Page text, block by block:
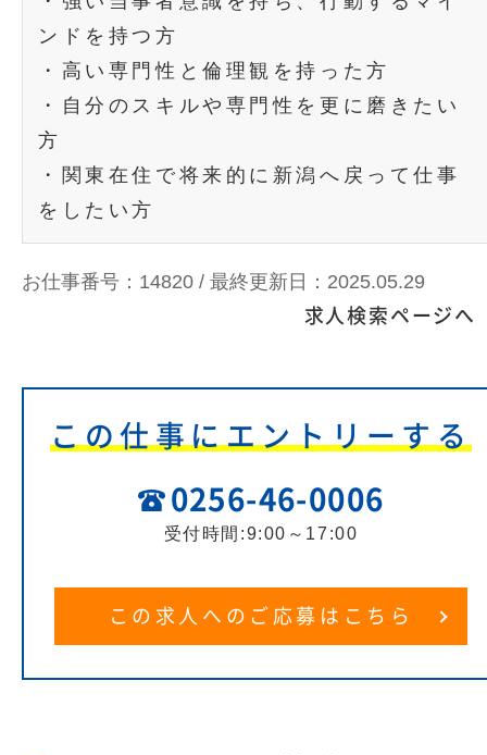
ンドを持つ方
・高い専門性と倫理観を持った方
・自分のスキルや専門性を更に磨きたい
方
・関東在住で将来的に新潟へ戻って仕事
をしたい方
お仕事番号：14820 / 最終更新日：2025.05.29
求人検索ページへ
この仕事にエントリーする
0256-46-0006
受付時間:9:00～17:00
この求人へのご応募はこちら